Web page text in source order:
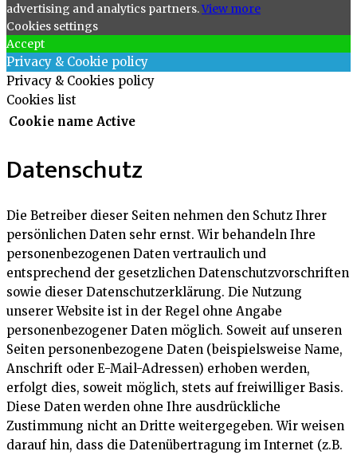
advertising and analytics partners.View more
Cookies settings
Accept
Privacy & Cookie policy
Privacy & Cookies policy
Cookies list
Cookie name Active
Datenschutz
Die Betreiber dieser Seiten nehmen den Schutz Ihrer
persönlichen Daten sehr ernst. Wir behandeln Ihre
personenbezogenen Daten vertraulich und
entsprechend der gesetzlichen Datenschutzvorschriften
sowie dieser Datenschutzerklärung. Die Nutzung
unserer Website ist in der Regel ohne Angabe
personenbezogener Daten möglich. Soweit auf unseren
Seiten personenbezogene Daten (beispielsweise Name,
Anschrift oder E-Mail-Adressen) erhoben werden,
erfolgt dies, soweit möglich, stets auf freiwilliger Basis.
Diese Daten werden ohne Ihre ausdrückliche
Zustimmung nicht an Dritte weitergegeben. Wir weisen
darauf hin, dass die Datenübertragung im Internet (z.B.